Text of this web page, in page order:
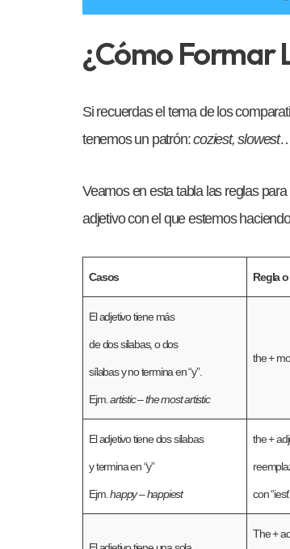
¿Cómo Formar
Si recuerdas el tema de los
tenemos un patrón:coziest, slowest…
Veamos en esta tabla las reglas
adjetivo con el que estemos
Casos Regla
El adjetivo tiene más
de dos sílabas, o dos
sílabas y no termina en “y”.
Ejm.artistic – the most artistic
the +
El adjetivo tiene dos sílabas
y termina en “y”
Ejm.happy – happiest
the +
con
The +